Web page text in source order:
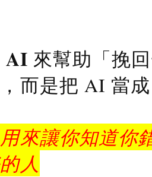
AI 來幫助「挽
而是把 AI 當
來讓你知道你
人